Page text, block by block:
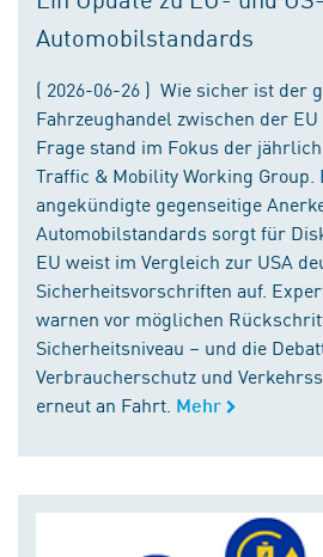
Automobilstandards
( 2026-06-26 ) Wie sicher ist der
Fahrzeughandel zwischen der
Frage stand im Fokus der
Traffic & Mobility Working Group.
angekündigte gegenseitige
Automobilstandards sorgt für
EU weist im Vergleich zur USA
Sicherheitsvorschriften auf.
warnen vor möglichen
Sicherheitsniveau – und die
Verbraucherschutz und
erneut an Fahrt. Mehr